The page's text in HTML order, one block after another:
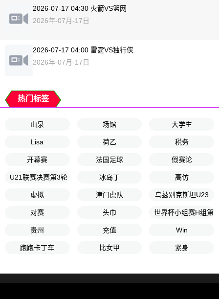
2026-07-17 04:30 火箭VS篮网
2026年-07月-17日
2026-07-17 04:00 雷霆VS独行侠
2026年-07月-17日
热门标签
山泉 场馆 大学生
Lisa 荷乙 税务
开幕赛 法国足球 假赛论
U21联赛决赛第3轮 冰岛丁 高仿
虚拟 津门虎队 乌兹别克斯坦U23
对赛 头巾 世界杯小组赛H组第1
贵州 充值 Win
跑跑卡丁车 比女甲 紧身